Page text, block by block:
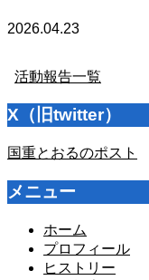
2026.04.23
活動報告一覧
X（旧twitter）
国重とおるのポスト
メニュー
ホーム
プロフィール
ヒストリー